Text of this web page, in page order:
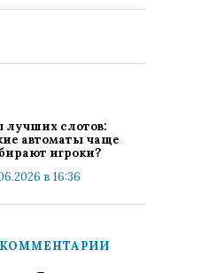
лучших слотов:
автоматы чаще
игроки?
в 16:36